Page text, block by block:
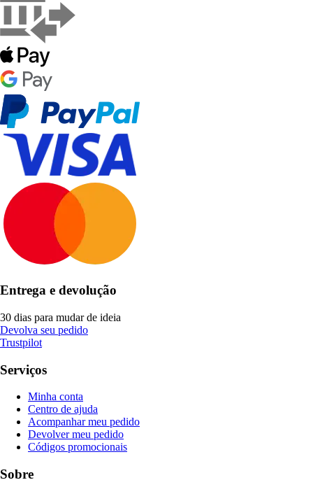
Entrega e devolução
30 dias para mudar de ideia
Devolva seu pedido
Trustpilot
Serviços
Minha conta
Centro de ajuda
Acompanhar meu pedido
Devolver meu pedido
Códigos promocionais
Sobre